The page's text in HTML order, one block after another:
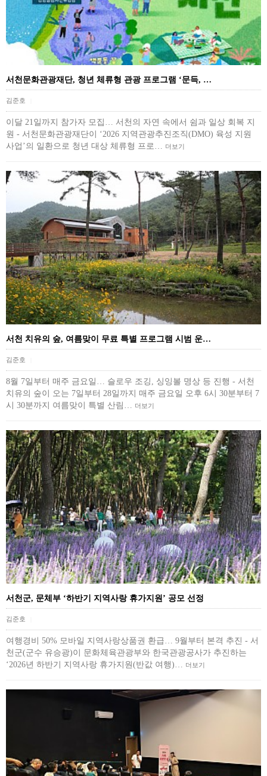
서천문화관광재단, 청년 체류형 관광 프로그램 ‘문득, …
김준호
이달 21일까지 참가자 모집… 서천의 자연 속에서 쉼과 일상 회복 지
원 - 서천문화관광재단이 ‘2026 지역관광추진조직(DMO) 육성 지원
사업’의 일환으로 청년 대상 체류형 프로… 더보기
서천 치유의 숲, 여름맞이 무료 특별 프로그램 시범 운…
김준호
8월 7일부터 매주 금요일… 슬로우 조깅, 싱잉볼 명상 등 진행 - 서천
치유의 숲이 오는 7일부터 28일까지 매주 금요일 오후 6시 30분부터 7
시 30분까지 여름맞이 특별 산림…
더보기
서천군, 문체부 ‘하반기 지역사랑 휴가지원’ 공모 선정
김준호
여행경비 50% 모바일 지역사랑상품권 환급… 9월부터 본격 추진 - 서
천군(군수 유승광)이 문화체육관광부와 한국관광공사가 추진하는
‘2026년 하반기 지역사랑 휴가지원(반값 여행)…
더보기